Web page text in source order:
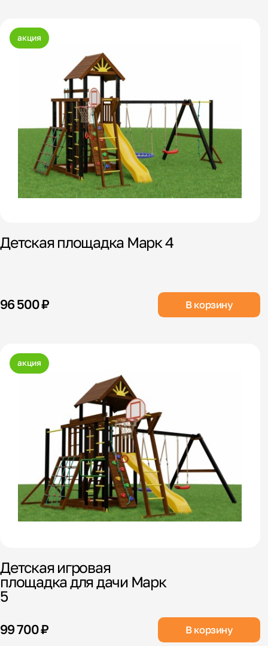
акция
Детская площадка Марк 4
96 500 ₽ В корзину
акция
Детская игровая
площадка для дачи Марк
5
99 700 ₽ В корзину